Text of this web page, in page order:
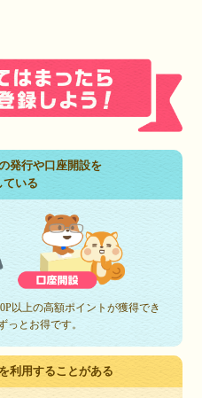
発行や口座開設を
ている
以上の高額ポイントが獲得でき
っとお得です。
利用することがある